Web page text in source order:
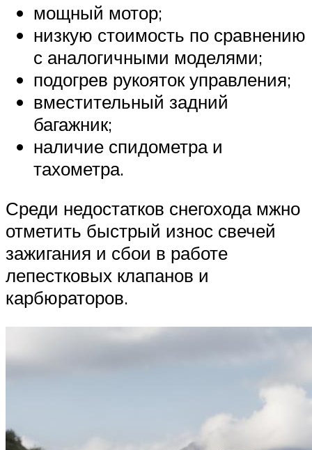
мощный мотор;
низкую стоимость по сравнению
с аналогичными моделями;
подогрев рукояток управления;
вместительный задний
багажник;
наличие спидометра и
тахометра.
Среди недостатков снегохода мжно
отметить быстрый износ свечей
зажигания и сбои в работе
лепестковых клапанов и
карбюраторов.